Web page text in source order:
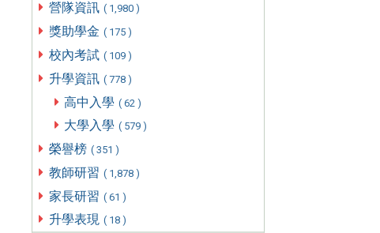
營隊資訊 ( 1,980 )
獎助學金 ( 175 )
校內考試 ( 109 )
升學資訊 ( 778 )
高中入學 ( 62 )
大學入學 ( 579 )
榮譽榜 ( 351 )
教師研習 ( 1,878 )
家長研習 ( 61 )
升學表現 ( 18 )